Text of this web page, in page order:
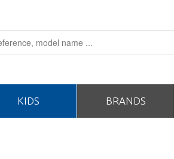
KIDS BRANDS